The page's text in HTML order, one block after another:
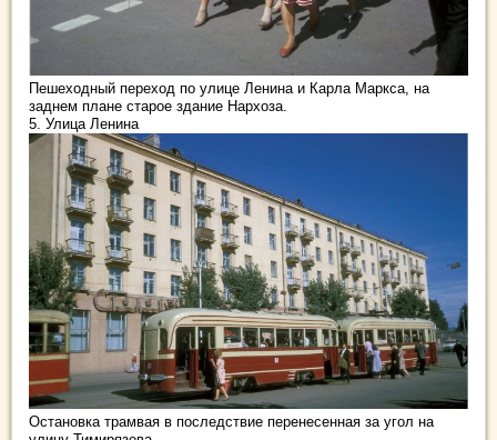
Пешеходный переход по улице Ленина и Карла Маркса, на
заднем плане старое здание Нархоза.
5. Улица Ленина
Остановка трамвая в последствие перенесенная за угол на